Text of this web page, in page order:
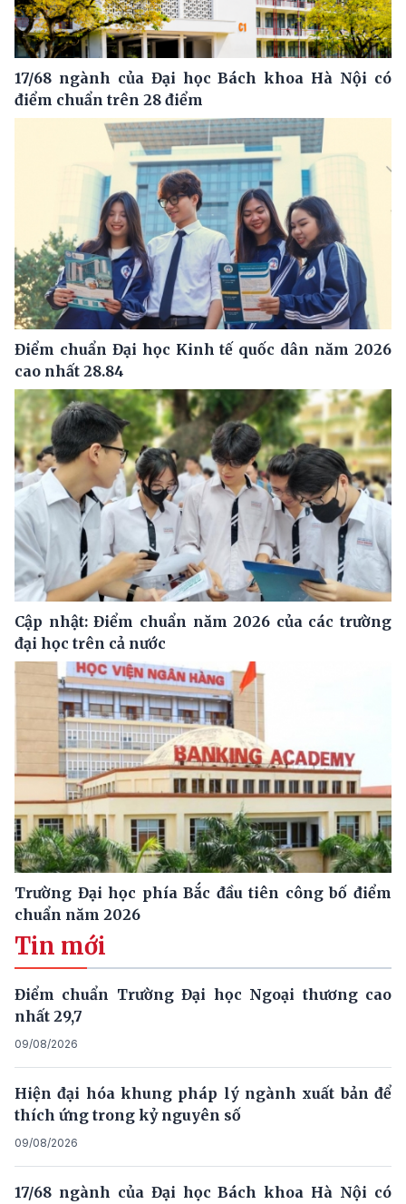
17/68 ngành của Đại học Bách khoa Hà Nội có
điểm chuẩn trên 28 điểm
Điểm chuẩn Đại học Kinh tế quốc dân năm 2026
cao nhất 28.84
Cập nhật: Điểm chuẩn năm 2026 của các trường
đại học trên cả nước
Trường Đại học phía Bắc đầu tiên công bố điểm
chuẩn năm 2026
Tin mới
Điểm chuẩn Trường Đại học Ngoại thương cao
nhất 29,7
09/08/2026
Hiện đại hóa khung pháp lý ngành xuất bản để
thích ứng trong kỷ nguyên số
09/08/2026
17/68 ngành của Đại học Bách khoa Hà Nội có